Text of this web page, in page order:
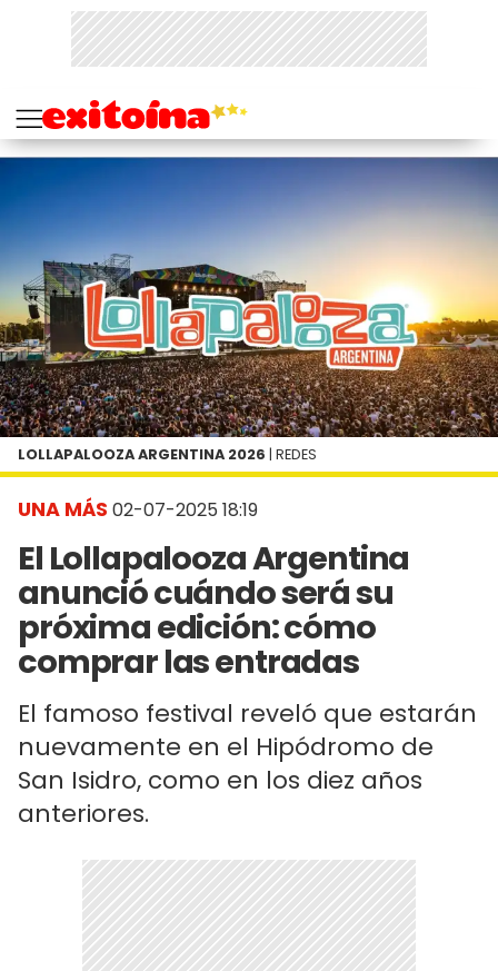
UNA MÁS 02-07-2025 18:19
El Lollapalooza Argentina
anunció cuándo será su
próxima edición: cómo
comprar las entradas
El famoso festival reveló que estarán
nuevamente en el Hipódromo de
San Isidro, como en los diez años
anteriores.
LOLLAPALOOZA ARGENTINA 2026 | REDES